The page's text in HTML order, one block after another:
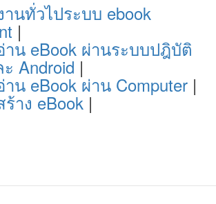
นทั่วไประบบ ebook
|
น eBook ผ่านระบบปฎิบัติ
Android |
น eBook ผ่าน Computer |
าง eBook |